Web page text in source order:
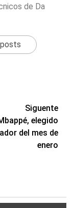
de Da
Siguente
elegido
del mes de
enero